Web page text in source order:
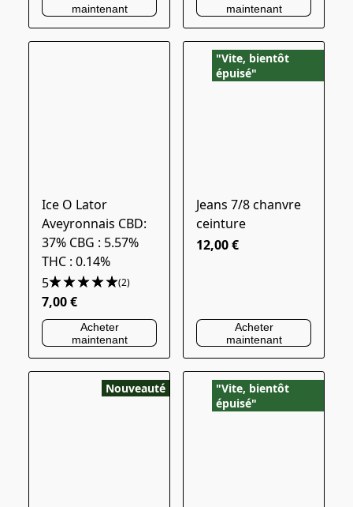
maintenant
maintenant
Ice O Lator
Aveyronnais CBD:
37% CBG : 5.57%
THC : 0.14%
5
(2)
7,00 €
Acheter
maintenant
"Vite, bientôt
épuisé"
Jeans 7/8 chanvre
ceinture
12,00 €
Acheter
maintenant
Nouveauté
"Vite, bientôt
épuisé"